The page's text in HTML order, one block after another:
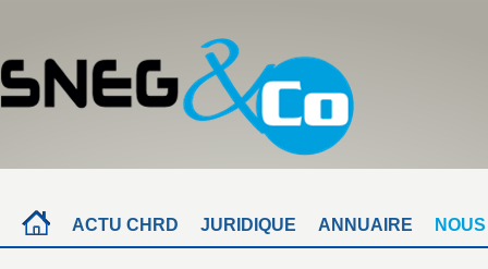
ACTU CHRD JURIDIQUE ANNUAIRE